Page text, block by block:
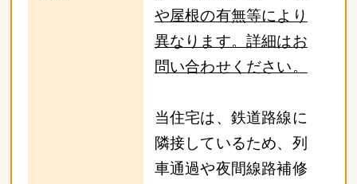
や屋根の有無等により
異なります。詳細はお
問い合わせください。
当住宅は、鉄道路線に
隣接しているため、列
車通過や夜間線路補修